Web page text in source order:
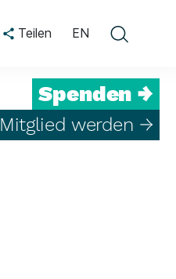
Teilen EN
Spenden →
Mitglied werden →